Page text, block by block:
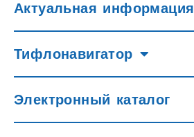
Актуальная информация
Тифлонавигатор
Электронный каталог